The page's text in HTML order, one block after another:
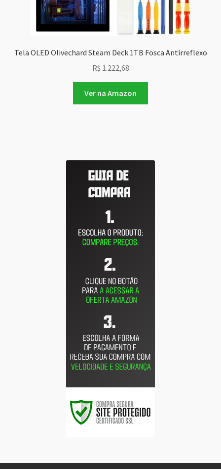
Tela OLED Olivechard Steam Deck 1TB Fosca Antirreflexo
R$ 1.222,68
Ver na Amazon